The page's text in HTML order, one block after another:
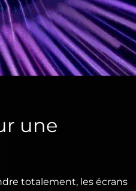
une
totalement, les écrans